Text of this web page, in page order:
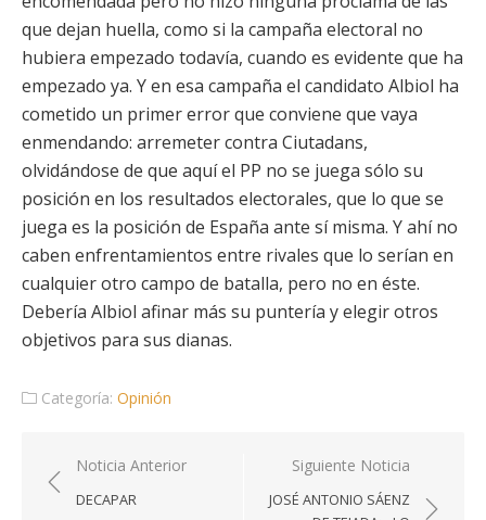
que dejan huella, como si la campaña electoral no
hubiera empezado todavía, cuando es evidente que ha
empezado ya. Y en esa campaña el candidato Albiol ha
cometido un primer error que conviene que vaya
enmendando: arremeter contra Ciutadans,
olvidándose de que aquí el PP no se juega sólo su
posición en los resultados electorales, que lo que se
juega es la posición de España ante sí misma. Y ahí no
caben enfrentamientos entre rivales que lo serían en
cualquier otro campo de batalla, pero no en éste.
Debería Albiol afinar más su puntería y elegir otros
objetivos para sus dianas.
Categoría: Opinión
Navegación
de
Noticia Anterior
DECAPAR
Siguiente Noticia
JOSÉ ANTONIO SÁENZ